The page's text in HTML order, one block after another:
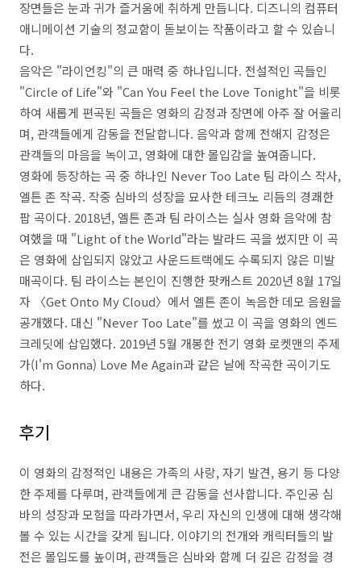
장면들은 눈과 귀가 즐거움에 취하게 만듭니다. 디즈니의 컴퓨터
애니메이션 기술의 정교함이 돋보이는 작품이라고 할 수 있습니
다.
음악은 "라이언킹"의 큰 매력 중 하나입니다. 전설적인 곡들인
"Circle of Life"와 "Can You Feel the Love Tonight"을 비롯
하여 새롭게 편곡된 곡들은 영화의 감정과 장면에 아주 잘 어울리
며, 관객들에게 감동을 전달합니다. 음악과 함께 전해지 감정은
관객들의 마음을 녹이고, 영화에 대한 몰입감을 높여줍니다.
영화에 등장하는 곡 중 하나인 Never Too Late 팀 라이스 작사,
엘튼 존 작곡. 작중 심바의 성장을 묘사한 테크노 리듬의 경쾌한
팝 곡이다. 2018년, 엘튼 존과 팀 라이스는 실사 영화 음악에 참
여했을 때 "Light of the World"라는 발라드 곡을 썼지만 이 곡
은 영화에 삽입되지 않았고 사운드트랙에도 수록되지 않은 미발
매곡이다. 팀 라이스는 본인이 진행한 팟캐스트 2020년 8월 17일
자 〈Get Onto My Cloud〉에서 엘튼 존이 녹음한 데모 음원을
공개했다. 대신 "Never Too Late"를 썼고 이 곡을 영화의 엔드
크레딧에 삽입했다. 2019년 5월 개봉한 전기 영화 로켓맨의 주제
가(I'm Gonna) Love Me Again과 같은 날에 작곡한 곡이기도
하다.
후기
이 영화의 감정적인 내용은 가족의 사랑, 자기 발견, 용기 등 다양
한 주제를 다루며, 관객들에게 큰 감동을 선사합니다. 주인공 심
바의 성장과 모험을 따라가면서, 우리 자신의 인생에 대해 생각해
볼 수 있는 시간을 갖게 됩니다. 이야기의 전개와 캐릭터들의 발
전은 몰입도를 높이며, 관객들은 심바와 함께 더 깊은 감정을 경